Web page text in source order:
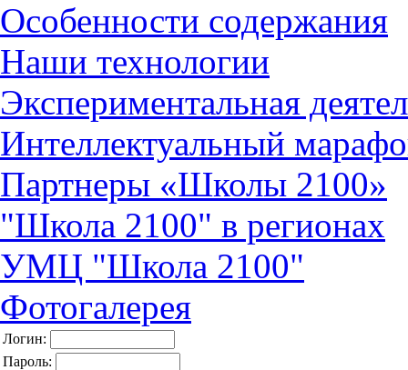
Особенности содержания
Наши технологии
Экспериментальная
Интеллектуальный
Партнеры «Школы 2100»
"Школа 2100" в регионах
УМЦ "Школа 2100"
Фотогалерея
Логин:
Пароль: